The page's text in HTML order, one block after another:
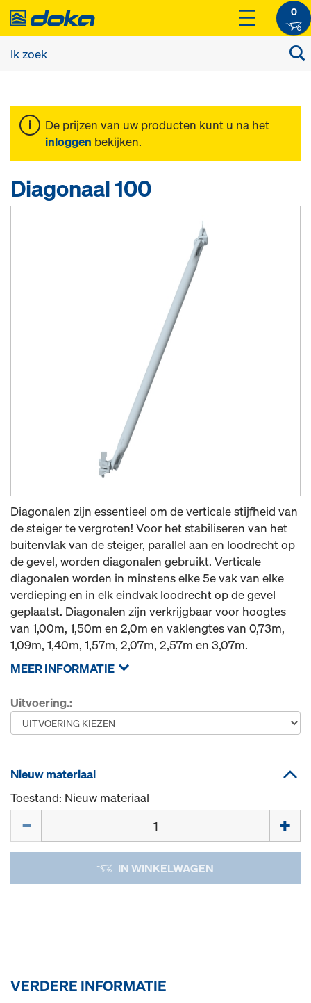
0
De prijzen van uw producten kunt u na het
inloggen bekijken.
Diagonaal 100
Diagonalen zijn essentieel om de verticale stijfheid van
de steiger te vergroten! Voor het stabiliseren van het
buitenvlak van de steiger, parallel aan en loodrecht op
de gevel, worden diagonalen gebruikt. Verticale
diagonalen worden in minstens elke 5e vak van elke
verdieping en in elk eindvak loodrecht op de gevel
geplaatst. Diagonalen zijn verkrijgbaar voor hoogtes
van 1,00m, 1,50m en 2,0m en vaklengtes van 0,73m,
1,09m, 1,40m, 1,57m, 2,07m, 2,57m en 3,07m.
MEER INFORMATIE
Uitvoering.:
Nieuw materiaal
Toestand: Nieuw materiaal
IN WINKELWAGEN
VERDERE INFORMATIE